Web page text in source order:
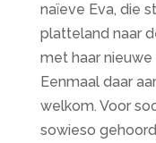
naïeve Eva, die
platteland naar
met haar
Eenmaal daar
welkom. Voor
sowieso